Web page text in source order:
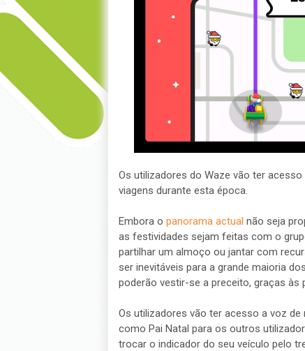
Os utilizadores do Waze vão ter
viagens durante esta época.
Embora o panorama actual não seja
as festividades sejam feitas com o
partilhar um almoço ou jantar com
ser inevitáveis para a grande maioria
poderão vestir-se a preceito, graças às
Os utilizadores vão ter acesso a voz de
como Pai Natal para os outros
trocar o indicador do seu veículo pelo